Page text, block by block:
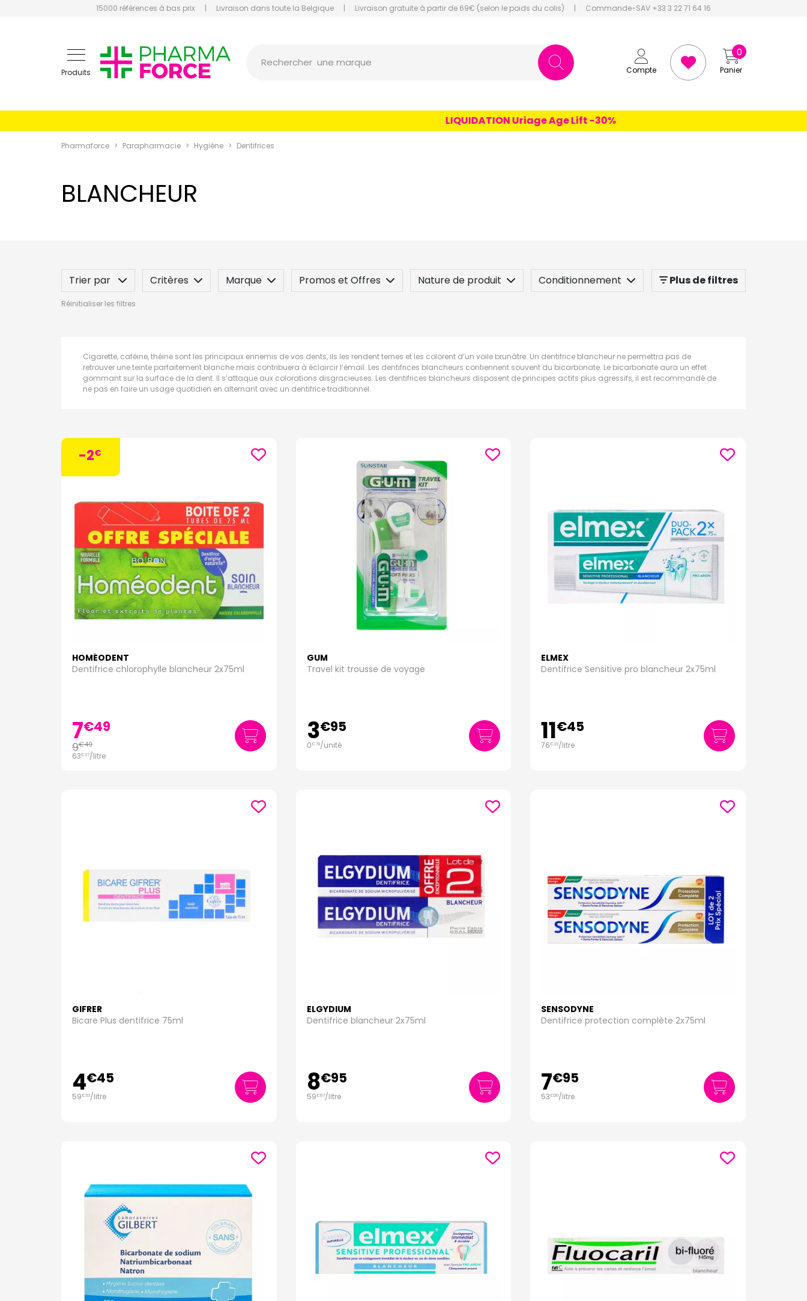
15000 références à bas prix | Livraison dans toute la Belgique | Livraison gratuite à partir de 69€ (selon le poids du colis) | Commande-SAV +33 3 22 71 64 16
Produits Compte Panier
0
Rechercher
un conseil
LIQUIDATION Uriage Age Lift -30%
Pharmaforce Parapharmacie Hygiène Dentifrices
BLANCHEUR
Trier par Critères Marque Promos et Offres Nature de produit
Conditionnement
Spécificité
Plus de filtres
Réinitialiser les filtres
Cigarette, caféine, théine sont les principaux ennemis de vos dents, ils les rendent ternes et les colorent d’un voile brunâtre. Un dentifrice blancheur ne permettra pas de
retrouver une teinte parfaitement blanche mais contribuera à éclaircir l’émail. Les dentifrices blancheurs contiennent souvent du bicarbonate. Le bicarbonate aura un effet
gommant sur la surface de la dent. Il s’attaque aux colorations disgracieuses. Les dentifrices blancheurs disposent de principes actifs plus agressifs, il est recommandé de
ne pas en faire un usage quotidien en alternant avec un dentifrice traditionnel.
-2€
HOMÉODENT
Dentifrice chlorophylle blancheur 2x75ml
7€49
9€49
63€27/litre
GUM
Travel kit trousse de voyage
3€95
0€79/unité
ELMEX
Dentifrice Sensitive pro blancheur 2x75ml
11€45
76€33/litre
GIFRER
Bicare Plus dentifrice 75ml
4€45
59€33/litre
ELGYDIUM
Dentifrice blancheur 2x75ml
8€95
59€67/litre
SENSODYNE
Dentifrice protection complète 2x75ml
7€95
53€00/litre